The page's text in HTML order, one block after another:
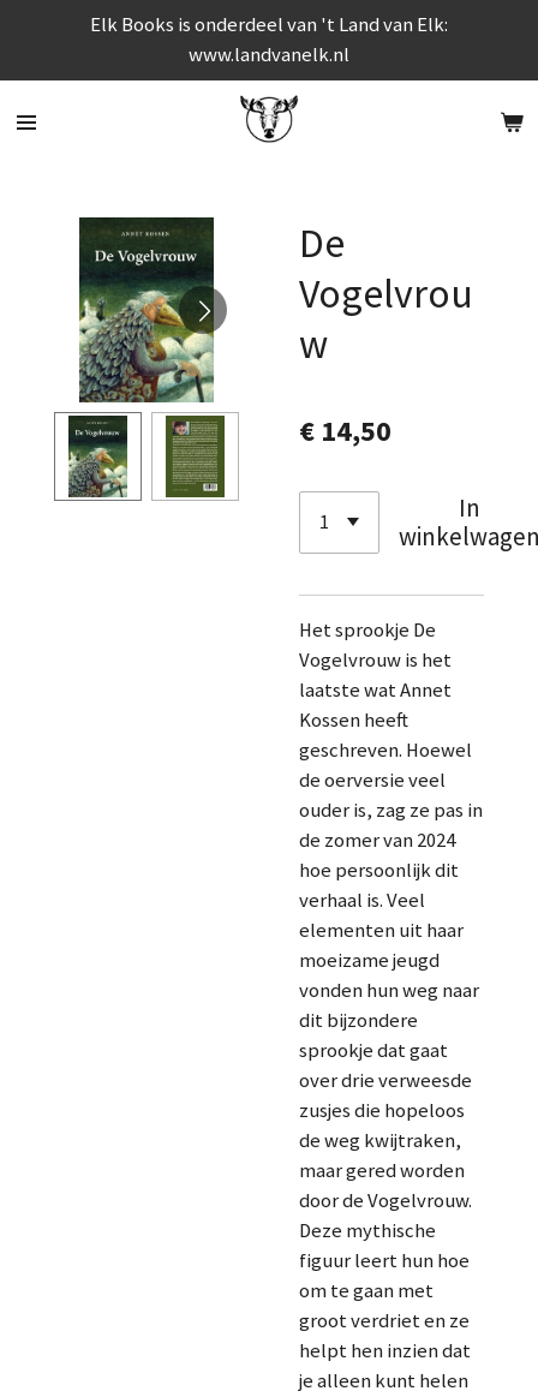
naar
de
Elk Books is onderdeel van 't Land van Elk:
www.landvanelk.nl
De
Vogelvrou
w
€ 14,50
In
Het sprookje De
Vogelvrouw is het
laatste wat Annet
Kossen heeft
geschreven. Hoewel
de oerversie veel
ouder is, zag ze pas in
de zomer van 2024
hoe persoonlijk dit
verhaal is. Veel
elementen uit haar
moeizame jeugd
vonden hun weg naar
dit bijzondere
sprookje dat gaat
over drie verweesde
zusjes die hopeloos
de weg kwijtraken,
maar gered worden
door de Vogelvrouw.
Deze mythische
figuur leert hun hoe
om te gaan met
groot verdriet en ze
helpt hen inzien dat
je alleen kunt helen